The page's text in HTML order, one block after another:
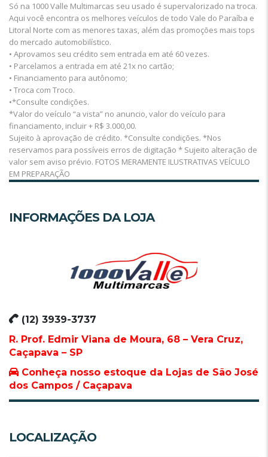
Só na 1000 Valle Multimarcas seu usado é supervalorizado na troca.
Aqui você encontra os melhores veículos de todo Vale do Paraíba e
Litoral Norte com as menores taxas, além das promoções mais tops
do mercado automobilístico.
• Aprovamos seu crédito sem entrada em até 60 vezes.
• Parcelamos a entrada em até 21x no cartão;
• Financiamento para autônomo;
• Troca com Troco.
•*Consulte condições.
*Valor do veículo “a vista” no anuncio, valor do veículo para
financiamento, incluir + R$ 3.000,00.
Sujeito à aprovação de crédito. *Consulte condições. *Nos
reservamos para possíveis erros de digitação * Sujeito alteração de
valor sem aviso prévio. FOTOS MERAMENTE ILUSTRATIVAS VEÍCULO
EM PREPARAÇÃO
INFORMAÇÕES DA LOJA
(12) 3939-3737
R. Prof. Edmir Viana de Moura, 68 – Vera Cruz,
Caçapava – SP
Conheça nosso estoque da Lojas de São José
dos Campos / Caçapava
LOCALIZAÇÃO